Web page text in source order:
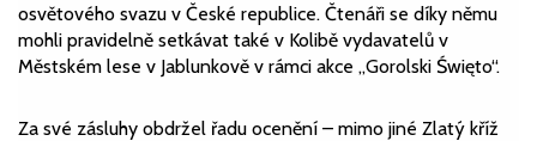
osvětového svazu v České republice. Čtenáři se díky němu
mohli pravidelně setkávat také v Kolibě vydavatelů v
Městském lese v Jablunkově v rámci akce „Gorolski Święto“.
Za své zásluhy obdržel řadu ocenění – mimo jiné Zlatý kříž